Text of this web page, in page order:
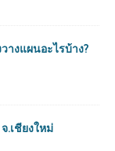
างแผนอะไรบ้าง?
.เชียงใหม่